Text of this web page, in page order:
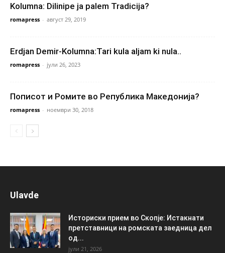
Kolumna: Dilinipe ja palem Tradicija?
romapress - август 29, 2019
Erdjan Demir-Kolumna:Tari kula aljam ki nula..
romapress - јули 26, 2023
Пописот и Ромите во Република Македонија?
romapress - ноември 30, 2018
Ulavde
Историски прием во Скопје: Истакнати
претставници на ромската заедница дел
од...
јули 21, 2026